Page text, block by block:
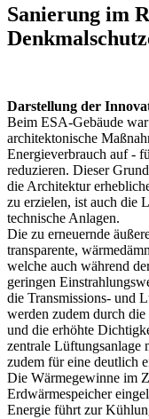
Sanierung im
Darstellung der
Beim ESA-Gebäude
architektonische
Energieverbrauch auf -
reduzieren. Dieser
die Architektur
zu erzielen, ist auch die
technische Anlagen.
Die zu erneuernde
transparente,
welche auch während
geringen
die Transmissions- und
werden zudem durch
und die erhöhte
zentrale Lüftungsanlage
zudem für eine deutlich
Die Wärmegewinne im
Erdwärmespeicher
Energie führt zur